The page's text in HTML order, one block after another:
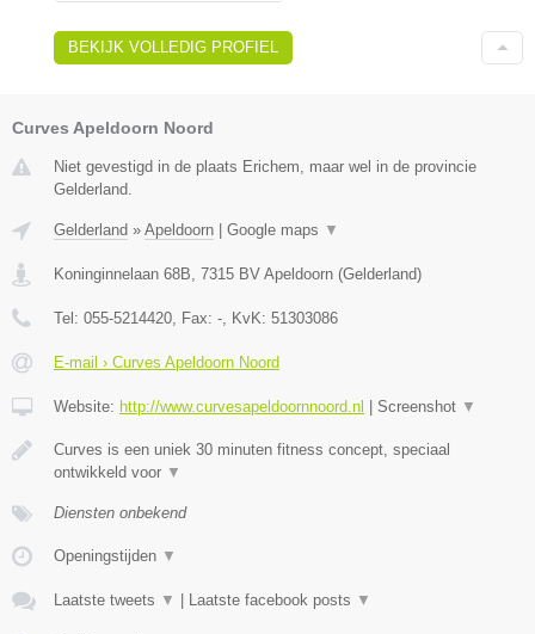
BEKIJK VOLLEDIG PROFIEL
Curves Apeldoorn Noord
Niet gevestigd in de plaats Erichem, maar wel in de provincie
Gelderland.
Gelderland » Apeldoorn Google maps ▼
Koninginnelaan 68B, 7315 BV Apeldoorn (Gelderland)
Tel: 055-5214420, Fax: -, KvK: 51303086
E-mail › Curves Apeldoorn Noord
Website: http://www.curvesapeldoornnoord.nl Screenshot ▼
Curves is een uniek 30 minuten fitness concept, speciaal
ontwikkeld voor ▼
Diensten onbekend
Openingstijden ▼
Laatste tweets ▼ Laatste facebook posts ▼